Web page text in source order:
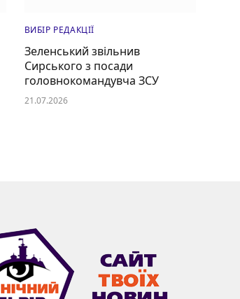
ВИБІР РЕДАКЦІЇ
Зеленський звільнив
Сирського з посади
головнокомандувча ЗСУ
21.07.2026